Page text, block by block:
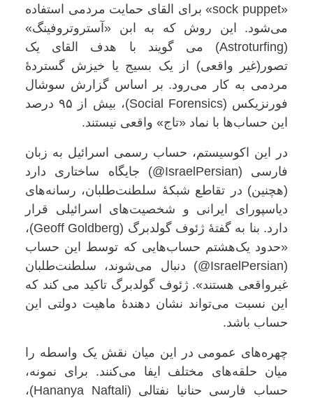
«sock puppet» برای القای حمایت مردمی استفاده
می‌شود. این روش که به ابن «آستروتروفینگ»
(Astroturfing) می گویند با هدف القای یک
تصور(غیر واقعی) از یک بسیج یا خیزش گستردهٔ
مردمی به کار می‌رود. بر اساس گزارش سوشال
فورنزیکس (Social Forensics)، بیش از ۹۵ درصد
این حساب‌ها با نماد «تاج» واقعی نیستند.
در این اکوسیستم، حساب رسمی اسرائیل به زبان
فارسی (IsraelPersian@) جایگاه ساختاری دارد
(هچنین) در تقاطع شبکهٔ سلطنت‌طلبان، رسانه‌های
دیاسپورای ایرانی و شخصیت‌های اسرائیلی قرار
دارد. بنا به گفتهٔ ژئوف گولدبرگ (Geoff Goldberg)،
«حدود یک‌هشتم حساب‌هایی که توسط این حساب
(IsraelPersian@) دنبال می‌شوند، سلطنت‌طلبان
غیرواقعی هستند». ژئوف گولدبرگ تاکید می کند که
این نسبت می‌تواند نشان ‌‌دهندهٔ ماهیت دولتی این
حساب باشد.
چهره‌های عمومی در این میان نقش یک واسطه‌ را
میان حلقه‌های مختلف ایفا می‌کنند. برای نمونه،
حساب فارسی حنانیا نفتالی (Hananya Naftali)،